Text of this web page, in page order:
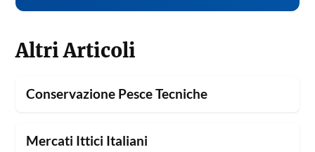
Altri Articoli
Conservazione Pesce Tecniche
Mercati Ittici Italiani